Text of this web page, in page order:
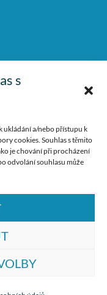
s
ukládání a/nebo přístupu k
cookies. Souhlas s těmito
je chování při procházení
odvolání souhlasu může